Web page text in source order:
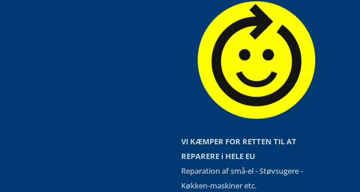
VI KÆMPER FOR RETTEN TIL AT
REPARERE i HELE EU
Reparation af små-el - Støvsugere -
Køkken-maskiner etc.